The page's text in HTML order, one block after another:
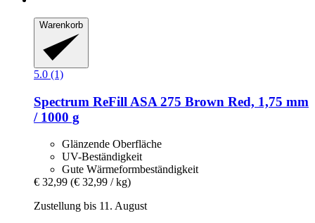
Warenkorb
5.0 (1)
Spectrum ReFill ASA 275 Brown Red, 1,75 mm
/ 1000 g
Glänzende Oberfläche
UV-Beständigkeit
Gute Wärmeformbeständigkeit
€ 32,99 (€ 32,99 / kg)
Zustellung bis 11. August